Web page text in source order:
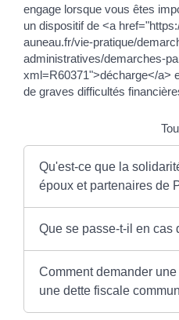
engage lorsque vous êtes
un dispositif de <a
auneau.fr/vie-pratique/
administratives/demarches-
xml=R60371">décharge</a>
de graves difficultés
Qu'est-ce que la
époux et partenaires de
Que se passe-t-il en cas
Comment demander
une dette fiscale